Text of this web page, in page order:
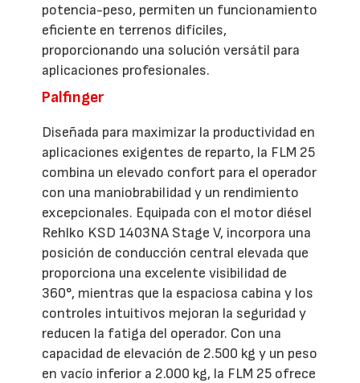
potencia-peso, permiten un funcionamiento
eficiente en terrenos difíciles,
proporcionando una solución versátil para
aplicaciones profesionales.
Palfinger
Diseñada para maximizar la productividad en
aplicaciones exigentes de reparto, la FLM 25
combina un elevado confort para el operador
con una maniobrabilidad y un rendimiento
excepcionales. Equipada con el motor diésel
Rehlko KSD 1403NA Stage V, incorpora una
posición de conducción central elevada que
proporciona una excelente visibilidad de
360°, mientras que la espaciosa cabina y los
controles intuitivos mejoran la seguridad y
reducen la fatiga del operador. Con una
capacidad de elevación de 2.500 kg y un peso
en vacío inferior a 2.000 kg, la FLM 25 ofrece